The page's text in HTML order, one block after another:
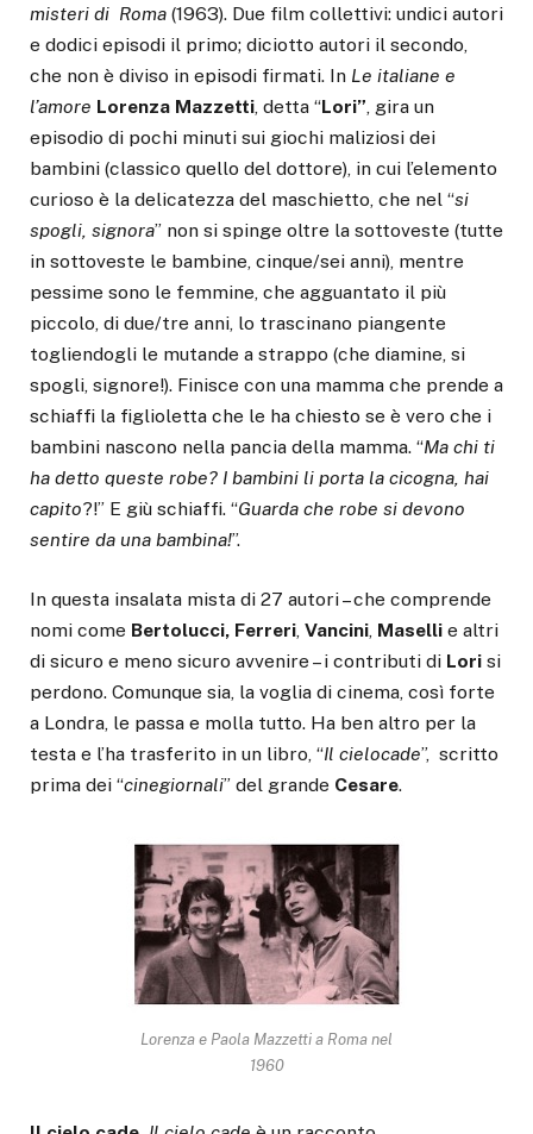
misteri di Roma (1963). Due film collettivi: undici autori
e dodici episodi il primo; diciotto autori il secondo,
che non è diviso in episodi firmati. In Le italiane e
l’amore Lorenza Mazzetti , detta “Lori” , gira un
episodio di pochi minuti sui giochi maliziosi dei
bambini (classico quello del dottore), in cui l’elemento
curioso è la delicatezza del maschietto, che nel “si
spogli, signora” non si spinge oltre la sottoveste (tutte
in sottoveste le bambine, cinque/sei anni), mentre
pessime sono le femmine, che agguantato il più
piccolo, di due/tre anni, lo trascinano piangente
togliendogli le mutande a strappo (che diamine, si
spogli, signore!). Finisce con una mamma che prende a
schiaffi la figlioletta che le ha chiesto se è vero che i
bambini nascono nella pancia della mamma. “Ma chi ti
ha detto queste robe? I bambini li porta la cicogna, hai
capito?!” E giù schiaffi. “Guarda che robe si devono
sentire da una bambina!”.
In questa insalata mista di 27 autori – che comprende
nomi come Bertolucci, Ferreri, Vancini, Maselli e altri
di sicuro e meno sicuro avvenire – i contributi di Lori si
perdono. Comunque sia, la voglia di cinema, così forte
a Londra, le passa e molla tutto. Ha ben altro per la
testa e l’ha trasferito in un libro, “Il cielocade”, scritto
prima dei “cinegiornali” del grande Cesare.
Lorenza e Paola Mazzetti a Roma nel
1960